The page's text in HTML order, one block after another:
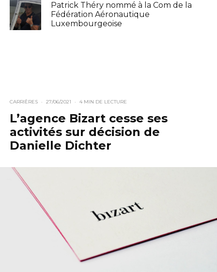
Patrick Théry nommé à la Com de la
Fédération Aéronautique
Luxembourgeoise
CARRIÈRES · 27/06/2021 · 4 MIN DE LECTURE
L’agence Bizart cesse ses
activités sur décision de
Danielle Dichter